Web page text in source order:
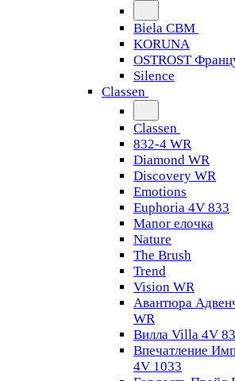
Biela CBM
KORUNA
OSTROST
Silence
Classen
Classen
832-4 WR
Diamond WR
Discovery WR
Emotions
Euphoria 4V 833
Manor елочка
Nature
The Brush
Trend
Vision WR
Авантюра
WR
Вилла Villa 4V
Впечатление
4V 1033